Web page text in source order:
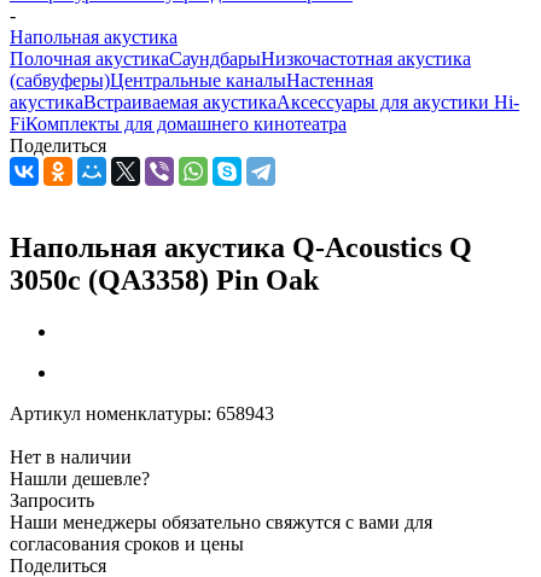
-
Напольная акустика
Полочная акустикаСаундбарыНизкочастотная акустика
(сабвуферы)Центральные каналыНастенная
акустикаВстраиваемая акустикаАксессуары для акустики Hi-
FiКомплекты для домашнего кинотеатра
Поделиться
Напольная акустика Q-Acoustics Q
3050c (QA3358) Pin Oak
Артикул номенклатуры: 658943
Нет в наличии
Нашли дешевле?
Запросить
Наши менеджеры обязательно свяжутся с вами для
согласования сроков и цены
Поделиться